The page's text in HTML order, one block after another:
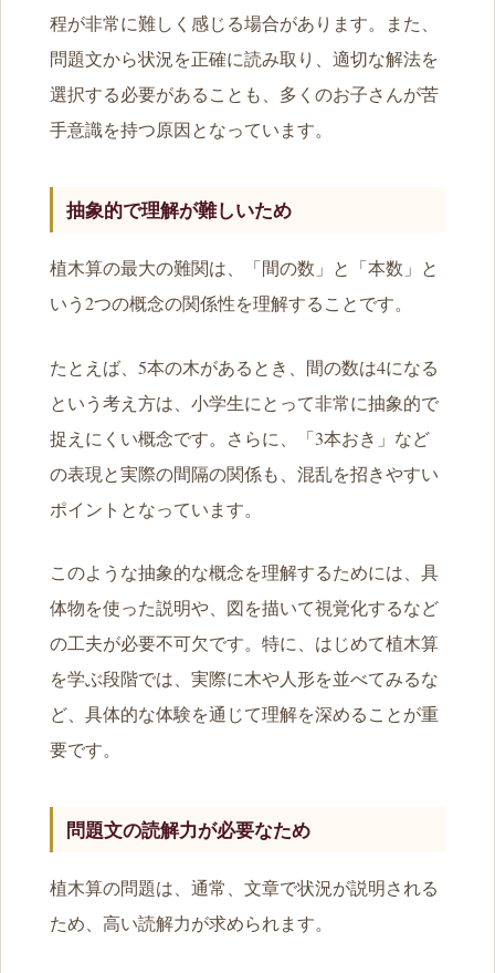
程が非常に難しく感じる場合があります。また、
問題文から状況を正確に読み取り、適切な解法を
選択する必要があることも、多くのお子さんが苦
手意識を持つ原因となっています。
抽象的で理解が難しいため
植木算の最大の難関は、「間の数」と「本数」と
いう2つの概念の関係性を理解することです。
たとえば、5本の木があるとき、間の数は4になる
という考え方は、小学生にとって非常に抽象的で
捉えにくい概念です。さらに、「3本おき」など
の表現と実際の間隔の関係も、混乱を招きやすい
ポイントとなっています。
このような抽象的な概念を理解するためには、具
体物を使った説明や、図を描いて視覚化するなど
の工夫が必要不可欠です。特に、はじめて植木算
を学ぶ段階では、実際に木や人形を並べてみるな
ど、具体的な体験を通じて理解を深めることが重
要です。
問題文の読解力が必要なため
植木算の問題は、通常、文章で状況が説明される
ため、高い読解力が求められます。